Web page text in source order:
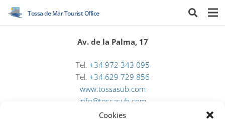
Cookies
Tossa de Mar Tourist Office
Av. de la Palma, 17
Tel. +34 972 343 095
Tel. +34 629 729 856
www.tossasub.com
info@tossasub.com